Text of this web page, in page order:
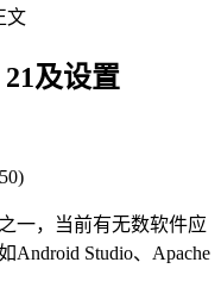
文
及设置
一，当前有无数软件应
Android Studio、Apache